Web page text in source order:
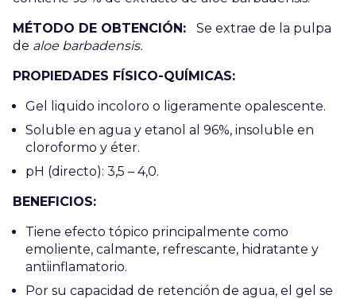
MÉTODO DE OBTENCIÓN:
Se extrae de la pulpa
de aloe barbadensis.
PROPIEDADES FÍSICO-QUÍMICAS:
Gel liquido incoloro o ligeramente opalescente.
Soluble en agua y etanol al 96%, insoluble en
cloroformo y éter.
pH (directo): 3,5 – 4,0.
BENEFICIOS:
Tiene efecto tópico principalmente como
emoliente, calmante, refrescante, hidratante y
antiinflamatorio.
Por su capacidad de retención de agua, el gel se